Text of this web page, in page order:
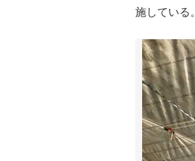
施している。